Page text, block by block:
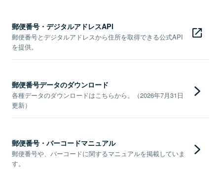
郵便番号・デジタルアドレスAPI
郵便番号とデジタルアドレスから住所を取得できる公式API
を提供。
郵便番号データのダウンロード
各種データのダウンロードはこちらから。（2026年7月31日
更新）
郵便番号・バーコードマニュアル
郵便番号や、バーコードに関するマニュアルを掲載していま
す。